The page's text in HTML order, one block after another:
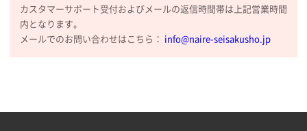
厚手コットンマチ付トートL ナチュラル(A4対応)
200枚
2025年12月25日 13:33
カスタマーサポート受付およびメールの返信時間帯は上記営業時間
内となります。
メールでのお問い合わせはこちら： info@naire-seisakusho.jp